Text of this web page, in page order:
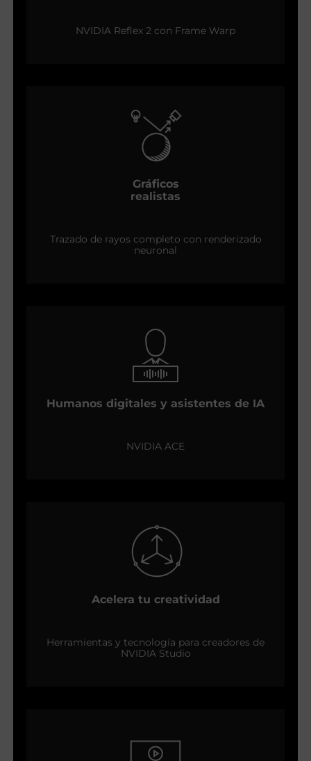
NVIDIA Reflex 2 con Frame Warp
Gráficos
realistas
Trazado de rayos completo con renderizado
neuronal
Humanos digitales y asistentes de IA
NVIDIA ACE
Acelera tu creatividad
Herramientas y tecnología para creadores de
NVIDIA Studio